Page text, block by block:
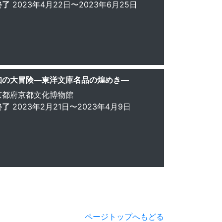
了 2023年4月22日〜2023年6月25日
の大冒険—東洋文庫名品の煌めき—
都府京都文化博物館
了 2023年2月21日〜2023年4月9日
ページトップへもどる